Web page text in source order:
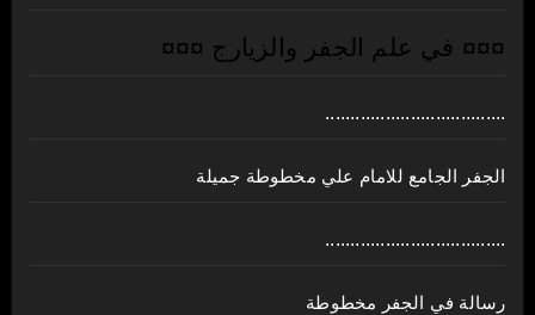
¤¤¤ في علم الجفر والزيارج ¤¤¤
....................................
الجفر الجامع للامام علي مخطوطة جميلة
....................................
رسالة في الجفر مخطوطة